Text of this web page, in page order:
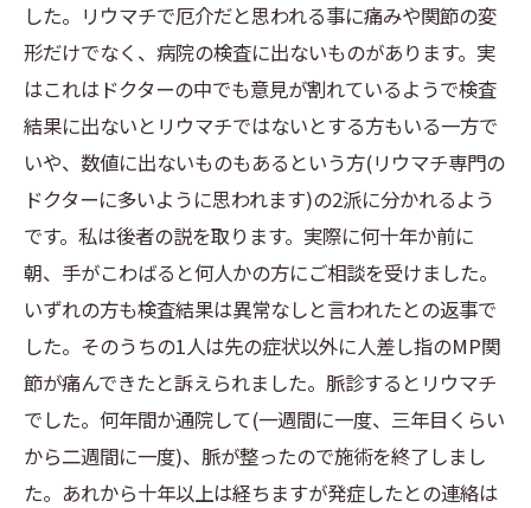
した。リウマチで厄介だと思われる事に痛みや関節の変
形だけでなく、病院の検査に出ないものがあります。実
はこれはドクターの中でも意見が割れているようで検査
結果に出ないとリウマチではないとする方もいる一方で
いや、数値に出ないものもあるという方(リウマチ専門の
ドクターに多いように思われます)の2派に分かれるよう
です。私は後者の説を取ります。実際に何十年か前に
朝、手がこわばると何人かの方にご相談を受けました。
いずれの方も検査結果は異常なしと言われたとの返事で
した。そのうちの1人は先の症状以外に人差し指のMP関
節が痛んできたと訴えられました。脈診するとリウマチ
でした。何年間か通院して(一週間に一度、三年目くらい
から二週間に一度)、脈が整ったので施術を終了しまし
た。あれから十年以上は経ちますが発症したとの連絡は